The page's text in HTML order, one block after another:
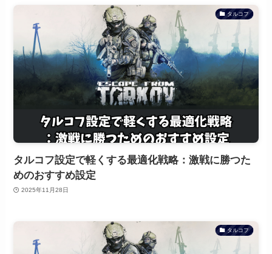
タルコフ
タルコフ設定で軽くする最適化戦略：激戦に勝つた
めのおすすめ設定
2025年11月28日
タルコフ